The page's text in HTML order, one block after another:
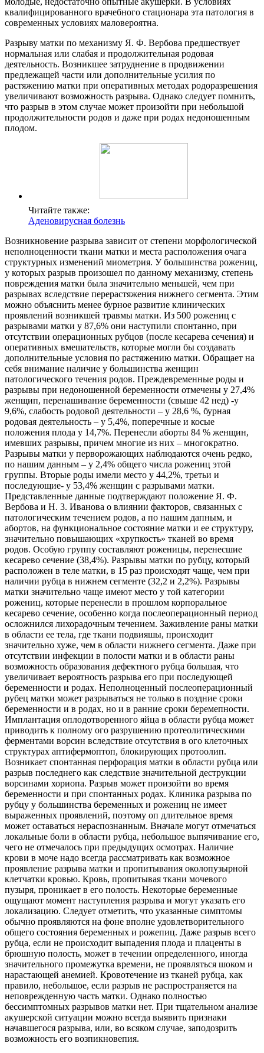
квалифицированного врачебного стационара эта патология в
современных условиях маловероятна.
Разрыву матки по механизму Я. Ф. Вербова предшествует
нормальная или слабая и продолжительная родовая
деятельность. Возникшее затруднение в продвижении
предлежащей части или дополнительные усилия по
растяжению матки при оперативных методах родоразрешения
увеличивают возможность разрыва. Однако следует помнить,
что разрыв в этом случае может произойти при небольшой
продолжительности родов и даже при родах недоношенным
плодом.
Читайте также:
Аденовирусная болезнь
Возникновение разрыва зависит от степени морфологической
неполноценности ткани матки и места расположения очага
структурных изменений миометрия. У большинства рожениц,
у которых разрыв произошел по данному механизму, степень
повреждения матки была значительно меньшей, чем при
разрывах вследствие перерастяжения нижнего сегмента. Этим
можно объяснить менее бурное развитие клинических
проявлений возникшей травмы матки. Из 500 рожениц с
разрывами матки у 87,6% они наступили спонтанно, при
отсутствии операционных рубцов (после кесарева сечения) и
оперативных вмешательств, которые могли бы создавать
дополнительные условия по растяжению матки. Обращает на
себя внимание наличие у большинства женщин
патологического течения родов. Преждевременные роды и
разрывы при недоношенной беременности отмечены у 27,4%
женщип, перенашивание беременности (свыше 42 нед) -у
9,6%, слабость родовой деятельности – у 28,6 %, бурная
родовая деятельность – у 5,4%, поперечные и косые
положения плода у 14,7%. Перенесли аборты 84 % женщин,
имевших разрывы, причем многие из них – многократно.
Разрывы матки у перворожающих наблюдаются очень редко,
по нашим данным – у 2,4% общего числа рожениц этой
группы. Вторые роды имели место у 44,2%, третьи и
последующие- у 53,4% женщин с разрывами матки.
Представленные данные подтверждают положение Я. Ф.
Вербова и Н. 3. Иванова о влиянии факторов, связанных с
патологическим течением родов, а по нашим дапным, и
абортов, на функциональное состояние матки и ее структуру,
значительно повышающих «хрупкость» тканей во время
родов. Особую группу составляют роженицы, перенесшие
кесарево сечение (38,4%). Разрывы матки по рубцу, который
расположен в теле матки, в 15 раз происходят чаще, чем при
наличии рубца в нижнем сегменте (32,2 и 2,2%). Разрывы
матки значительно чаще имеют место у той категории
рожениц, которые перенесли в прошлом корпоральное
кесарево сечение, особенно когда послеоперационный период
осложнился лихорадочным течением. Заживление раны матки
в области ее тела, где ткани подвияшы, происходит
значительно хуже, чем в области нижнего сегмента. Даже при
отсутствии инфекции в полости матки и в области раны
возможность образования дефектного рубца большая, что
увеличивает вероятность разрыва его при последующей
беременности и родах. Неполноценный послеоперационный
рубец матки может разрываться не только в поздние сроки
беременности и в родах, но и в ранние сроки беремепности.
Имплантация оплодотворенного яйца в области рубца может
приводить к полному ого разрушению протеолитическими
ферментами ворсин вследствие отсутствия в ого клеточных
структурах аптифермоптоп, блокирующих протоолип.
Возникает спонтанная перфорация матки в области рубца или
разрыв последнего как следствие значительной деструкции
ворсинами хориопа. Разрыв может произойти во время
беременности и при спонтанных родах. Клиника разрыва по
рубцу у большинства беременных и рожениц не имеет
выраженных проявлений, поэтому оп длительное время
может оставаться нераспознанным. Вначале могут отмечаться
локальные боли в области рубца, небольшое выпячивание его,
чего не отмечалось при предыдущих осмотрах. Наличие
крови в моче надо всегда рассматривать как возможное
проявление разрыва матки и пропитывания околопузырной
клетчатки кровью. Кровь, пропитывая ткани мочевого
пузыря, проникает в его полость. Некоторые беременные
ощущают момент наступления разрыва и могут указать его
локализацию. Следует отметить, что указанные симптомы
обычно проявляются на фоне вполне удовлетворительного
общего состояния беременных и рожепиц. Даже разрыв всего
рубца, если не происходит выпадения плода и плаценты в
брюшную полость, может в течении определенного, иногда
значительного промежутка времени, не проявляться шоком и
нарастающей анемией. Кровотечение из тканей рубца, как
правило, небольшое, если разрыв не распространяется на
неповрежденную часть матки. Однако полностью
бессимптомных разрывов матки нет. При тщательном анализе
акушерской ситуации можно всегда выявить признаки
начавшегося разрыва, или, во всяком случае, заподозрить
возможность его возпикновепия.